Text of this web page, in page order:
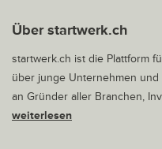
Über startwerk.ch
startwerk.ch ist die Plattform
über junge Unternehmen
an Gründer aller Branchen,
weiterlesen